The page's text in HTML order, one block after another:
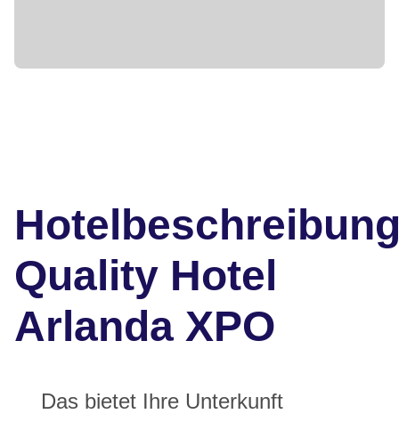
Quality Hotel
Arlanda XPO
Das bietet Ihre Unterkunft